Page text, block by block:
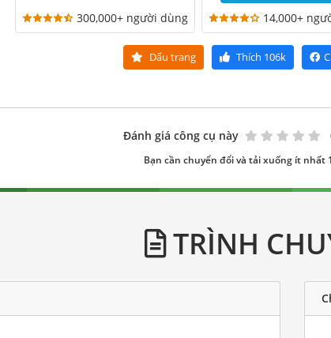
300,000+ người dùng 14,000+
Dấu trang Thích 106k
Đánh giá công cụ này
Bạn cần chuyển đổi và tải xuống ít nhất
TRÌNH